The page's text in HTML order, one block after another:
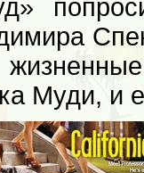
Муди, и